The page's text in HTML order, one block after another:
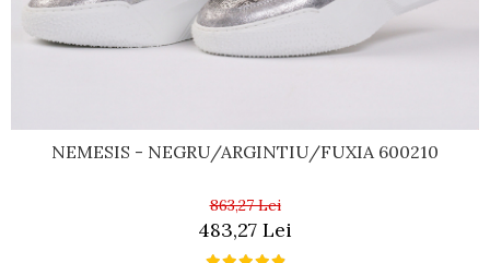
NEMESIS - NEGRU/ARGINTIU/FUXIA 600210
863,27 Lei
483,27 Lei